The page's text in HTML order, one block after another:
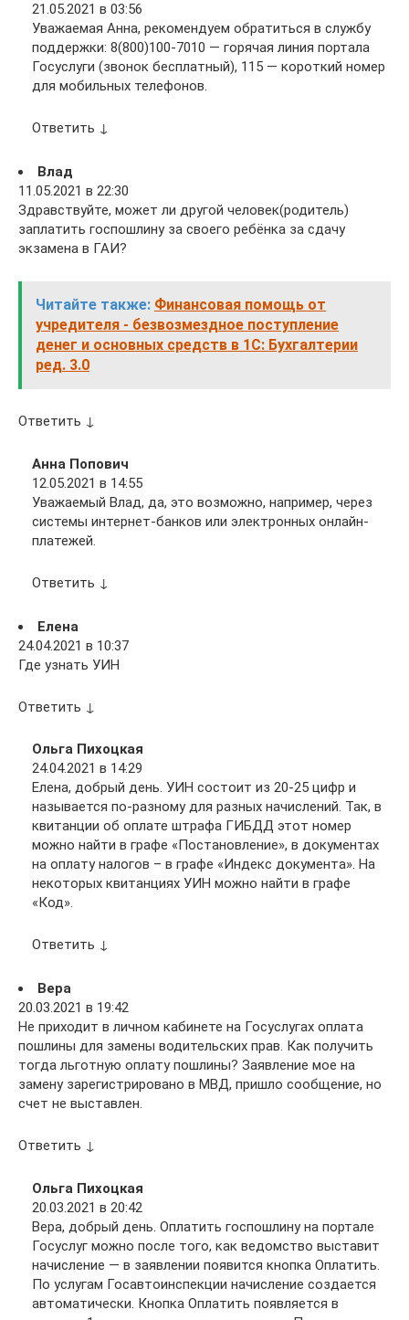
21.05.2021 в 03:56
Уважаемая Анна, рекомендуем обратиться в службу
поддержки: 8(800)100-7010 — горячая линия портала
Госуслуги (звонок бесплатный), 115 — короткий номер
для мобильных телефонов.
Ответить ↓
Влад
11.05.2021 в 22:30
Здравствуйте, может ли другой человек(родитель)
заплатить госпошлину за своего ребёнка за сдачу
экзамена в ГАИ?
Читайте также: Финансовая помощь от
учредителя - безвозмездное поступление
денег и основных средств в 1С: Бухгалтерии
ред. 3.0
Ответить ↓
Анна Попович
12.05.2021 в 14:55
Уважаемый Влад, да, это возможно, например, через
системы интернет-банков или электронных онлайн-
платежей.
Ответить ↓
Елена
24.04.2021 в 10:37
Где узнать УИН
Ответить ↓
Ольга Пихоцкая
24.04.2021 в 14:29
Елена, добрый день. УИН состоит из 20-25 цифр и
называется по-разному для разных начислений. Так, в
квитанции об оплате штрафа ГИБДД этот номер
можно найти в графе «Постановление», в документах
на оплату налогов – в графе «Индекс документа». На
некоторых квитанциях УИН можно найти в графе
«Код».
Ответить ↓
Вера
20.03.2021 в 19:42
Не приходит в личном кабинете на Госуслугах оплата
пошлины для замены водительских прав. Как получить
тогда льготную оплату пошлины? Заявление мое на
замену зарегистрировано в МВД, пришло сообщение, но
счет не выставлен.
Ответить ↓
Ольга Пихоцкая
20.03.2021 в 20:42
Вера, добрый день. Оплатить госпошлину на портале
Госуслуг можно после того, как ведомство выставит
начисление — в заявлении появится кнопка Оплатить.
По услугам Госавтоинспекции начисление создается
автоматически. Кнопка Оплатить появляется в